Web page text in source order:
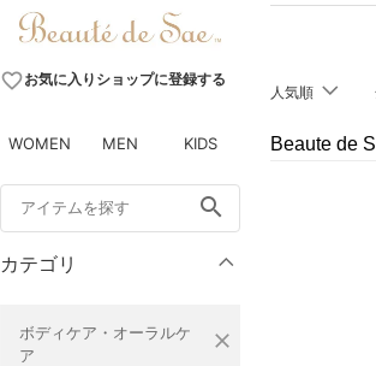
favorite_borderお気に入りショップに登録する
WOMEN MEN KIDS
search
カテゴリ
ボディケア・オーラルケ
ア
close
人気順
Beaute de